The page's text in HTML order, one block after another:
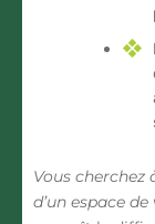
Vous
d’un espace